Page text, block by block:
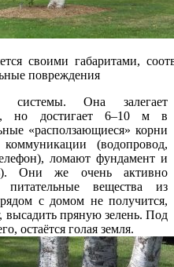
своими габаритами,
повреждения
системы. Она залегает
но достигает 6–10 м в
«расползающиеся» корни
(водопровод,
ломают фундамент и
Они же очень активно
вещества из
с домом не получится,
высадить пряную зелень. Под
остаётся голая земля.